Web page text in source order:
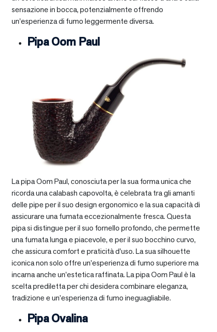
sensazione in bocca, potenzialmente offrendo
un’esperienza di fumo leggermente diversa.
Pipa Oom Paul
La pipa Oom Paul, conosciuta per la sua forma unica che
ricorda una calabash capovolta, è celebrata tra gli amanti
delle pipe per il suo design ergonomico e la sua capacità di
assicurare una fumata eccezionalmente fresca. Questa
pipa si distingue per il suo fornello profondo, che permette
una fumata lunga e piacevole, e per il suo bocchino curvo,
che assicura comfort e praticità d’uso. La sua silhouette
iconica non solo offre un’esperienza di fumo superiore ma
incarna anche un’estetica raffinata. La pipa Oom Paul è la
scelta prediletta per chi desidera combinare eleganza,
tradizione e un’esperienza di fumo ineguagliabile.
Pipa Ovalina